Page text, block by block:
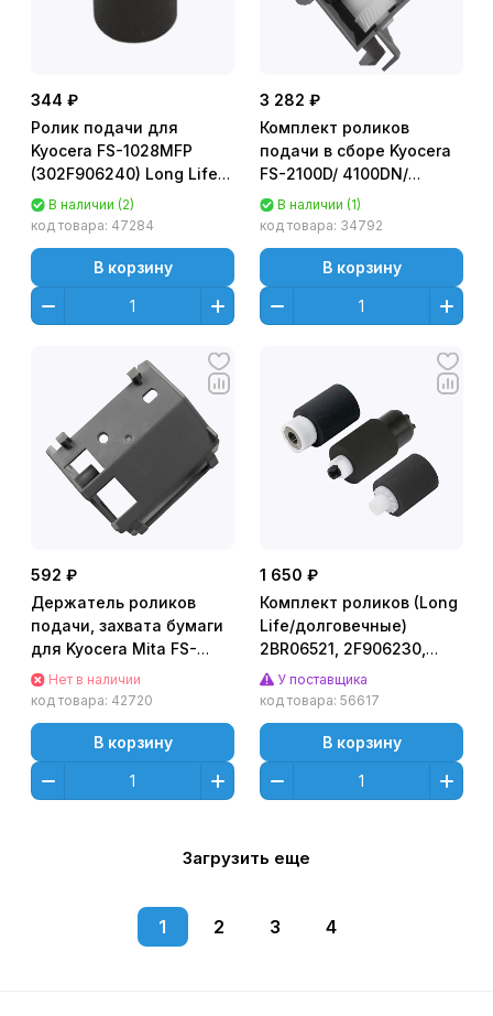
344 ₽
Ролик подачи для
Kyocera FS-1028MFP
(302F906240) Long Life/
долговечный, CET341022
В наличии (2)
код товара: 47284
В корзину
3 282 ₽
Комплект роликов
подачи в сборе Kyocera
FS-2100D/ 4100DN/
4200DN/ 4300DN (O)
302LV94270
В наличии (1)
код товара: 34792
В корзину
592 ₽
Держатель роликов
подачи, захвата бумаги
для Kyocera Mita FS-
1028MFP/ 1030MFP/
1035MFP/ 1130MFP/
M2030DN/ M2530DN
[302HS06020]
Нет в наличии
код товара: 42720
В корзину
1 650 ₽
Комплект роликов (Long
Life/долговечные)
2BR06521, 2F906230,
2F906240 для KYOCERA
FS-
(CET), CET511027
У поставщика
код товара: 56617
В корзину
Загрузить еще
1 2 3 4